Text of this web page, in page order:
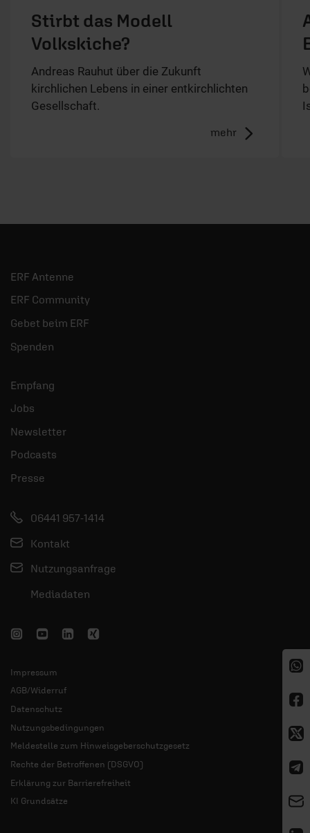
Stirbt das Modell
Volkskiche?
Andreas Rauhut über die Zukunft
kirchlichen Lebens in einer entkirchlichten
Gesellschaft.
mehr
ERF Antenne
ERF Community
Gebet beim ERF
Spenden
Empfang
Jobs
Newsletter
Podcasts
Presse
06441 957-1414
Kontakt
Nutzungsanfrage
Mediadaten
Impressum
AGB/Widerruf
Datenschutz
Nutzungsbedingungen
Meldestelle zum Hinweisgeberschutzgesetz
Rechte der Betroffenen (DSGVO)
Erklärung zur Barrierefreiheit
KI Grundsätze